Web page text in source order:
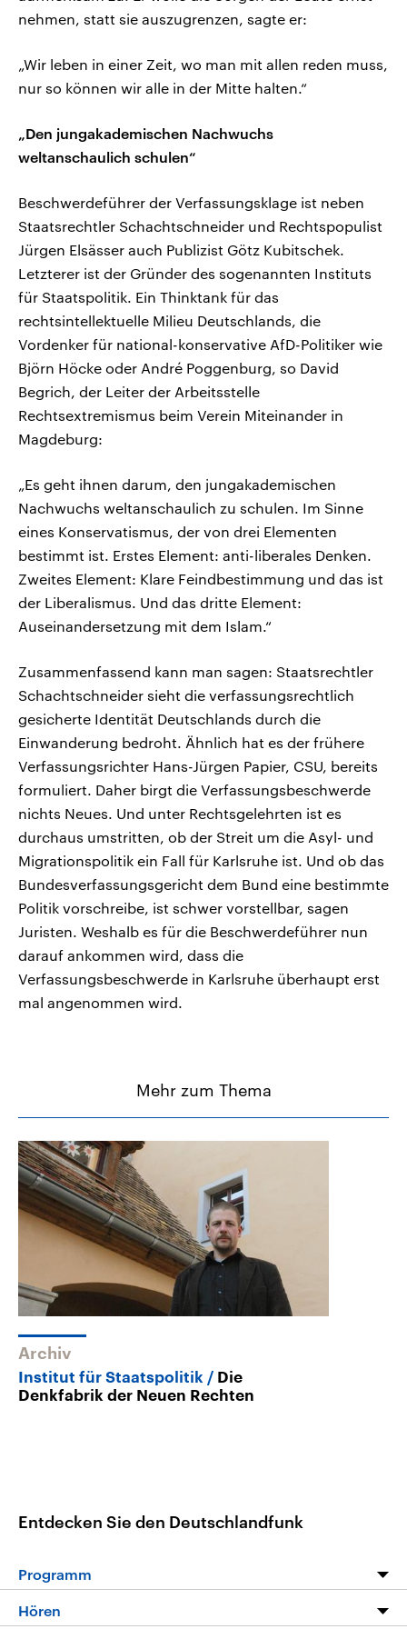
nehmen, statt sie auszugrenzen, sagte er:
„Wir leben in einer Zeit, wo man mit allen reden muss,
nur so können wir alle in der Mitte halten.“
„Den jungakademischen Nachwuchs
weltanschaulich schulen“
Beschwerdeführer der Verfassungsklage ist neben
Staatsrechtler Schachtschneider und Rechtspopulist
Jürgen Elsässer auch Publizist Götz Kubitschek.
Letzterer ist der Gründer des sogenannten Instituts
für Staatspolitik. Ein Thinktank für das
rechtsintellektuelle Milieu Deutschlands, die
Vordenker für national-konservative AfD-Politiker wie
Björn Höcke oder André Poggenburg, so David
Begrich, der Leiter der Arbeitsstelle
Rechtsextremismus beim Verein Miteinander in
Magdeburg:
„Es geht ihnen darum, den jungakademischen
Nachwuchs weltanschaulich zu schulen. Im Sinne
eines Konservatismus, der von drei Elementen
bestimmt ist. Erstes Element: anti-liberales Denken.
Zweites Element: Klare Feindbestimmung und das ist
der Liberalismus. Und das dritte Element:
Auseinandersetzung mit dem Islam.“
Zusammenfassend kann man sagen: Staatsrechtler
Schachtschneider sieht die verfassungsrechtlich
gesicherte Identität Deutschlands durch die
Einwanderung bedroht. Ähnlich hat es der frühere
Verfassungsrichter Hans-Jürgen Papier, CSU, bereits
formuliert. Daher birgt die Verfassungsbeschwerde
nichts Neues. Und unter Rechtsgelehrten ist es
durchaus umstritten, ob der Streit um die Asyl- und
Migrationspolitik ein Fall für Karlsruhe ist. Und ob das
Bundesverfassungsgericht dem Bund eine bestimmte
Politik vorschreibe, ist schwer vorstellbar, sagen
Juristen. Weshalb es für die Beschwerdeführer nun
darauf ankommen wird, dass die
Verfassungsbeschwerde in Karlsruhe überhaupt erst
mal angenommen wird.
Mehr zum Thema
Archiv
Institut für Staatspolitik
Die
Denkfabrik der Neuen Rechten
Entdecken Sie den Deutschlandfunk
Programm
Programm
Hören